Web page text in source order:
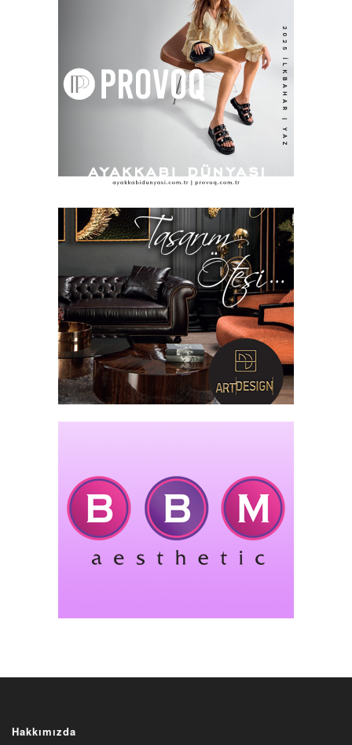
Hakkımızda